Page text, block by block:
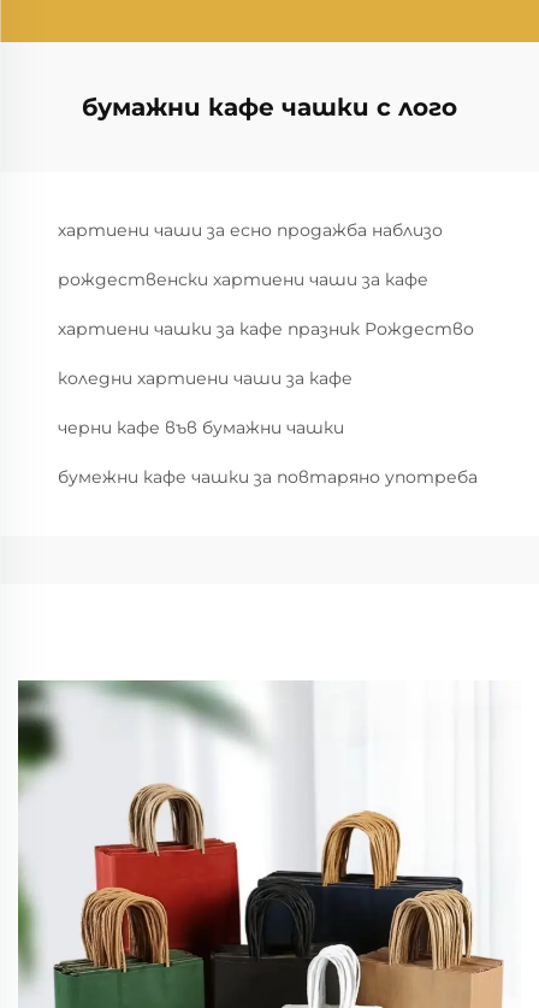
бумажни кафе чашки с лого
хартиени чаши за есно продажба наблизо
рождественски хартиени чаши за кафе
хартиени чашки за кафе празник Рождество
коледни хартиени чаши за кафе
черни кафе във бумажни чашки
бумежни кафе чашки за повтаряно употреба